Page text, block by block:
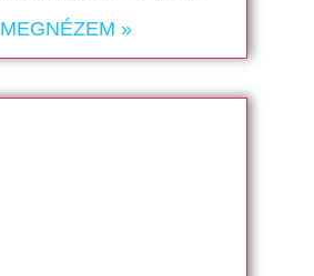
MEGNÉZEM »